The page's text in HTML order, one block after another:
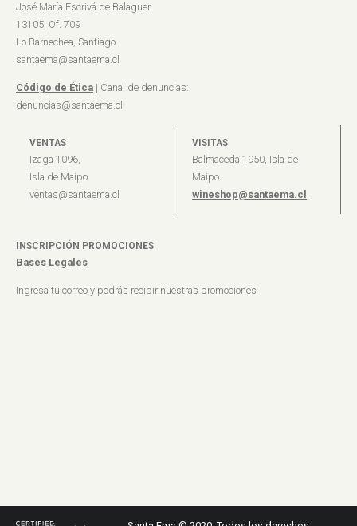
José María Escrivá de Balaguer
13105, Of. 709
Lo Barnechea, Santiago
santaema@santaema.cl
Código de Ética | Canal de denuncias:
denuncias@santaema.cl
VENTAS
Izaga 1096,
Isla de Maipo
ventas@santaema.cl
VISITAS
Balmaceda 1950, Isla de
Maipo
wineshop@santaema.cl
INSCRIPCIÓN PROMOCIONES
Bases Legales
Ingresa tu correo y podrás recibir nuestras promociones